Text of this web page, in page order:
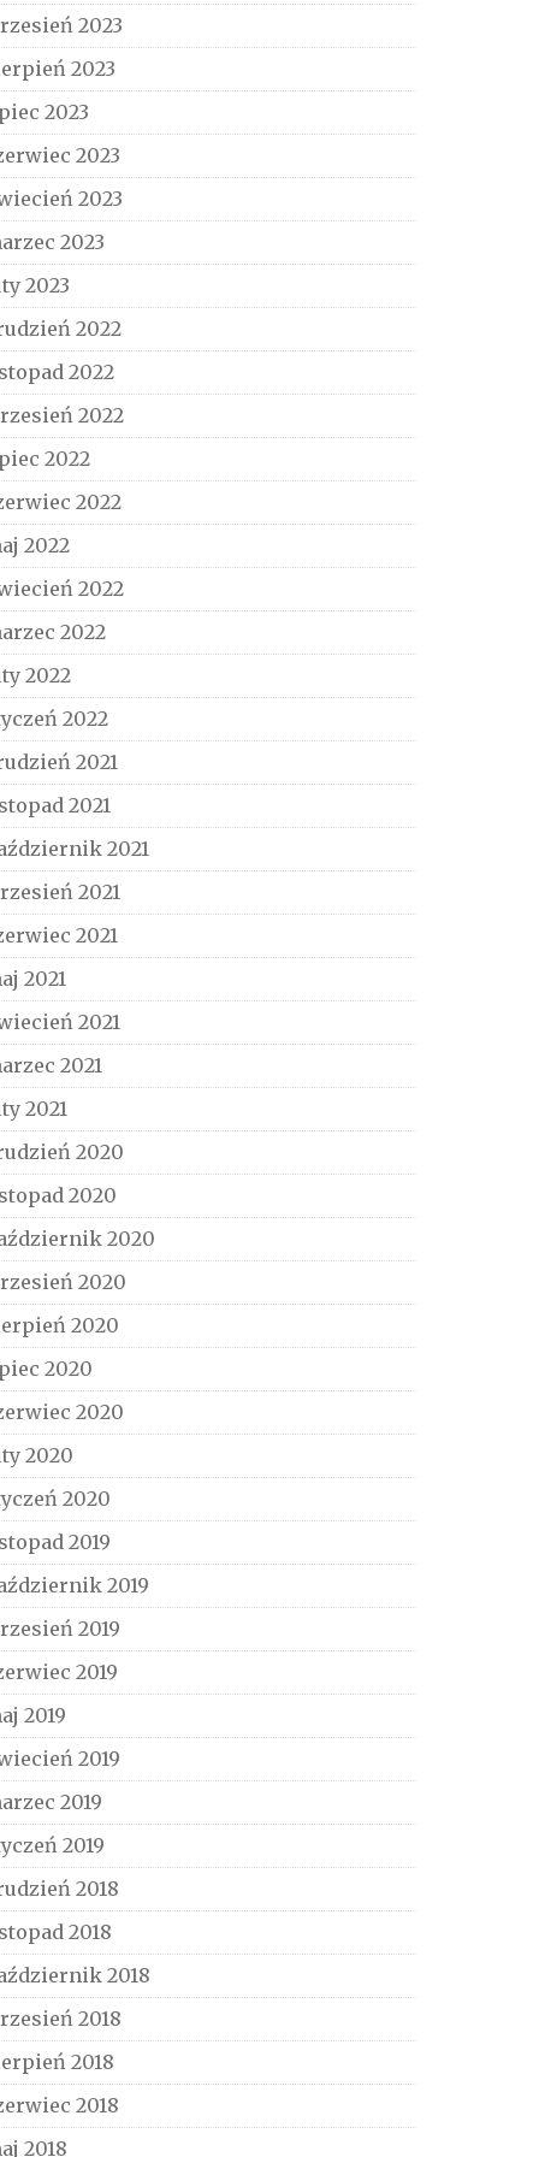
2023
2023
2023
2023
2023
2023
2023
2022
2022
2022
2022
2022
2022
2022
2022
2022
2022
2021
2021
2021
2021
2021
2021
2021
2021
2021
2020
2020
2020
2020
2020
2020
2020
2020
2020
2019
2019
2019
2019
2019
2019
2019
2019
2018
2018
2018
2018
2018
2018
2018